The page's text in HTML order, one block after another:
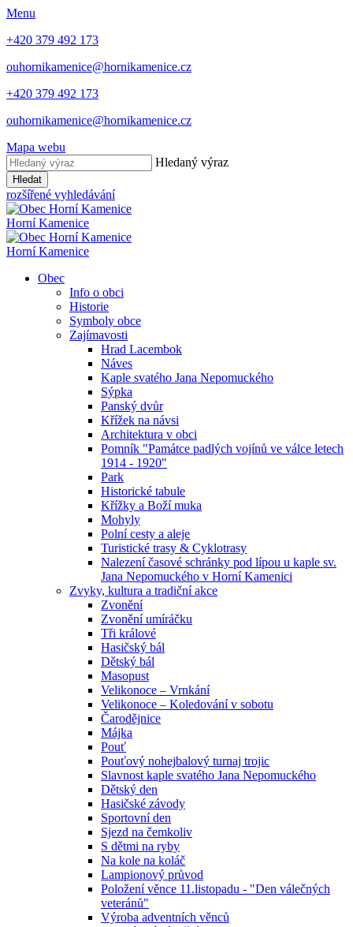
Menu
+420 379 492 173
ouhornikamenice@hornikamenice.cz
+420 379 492 173
ouhornikamenice@hornikamenice.cz
Mapa webu
Hledaný výraz
Hledat
rozšířené vyhledávání
Horní Kamenice
Horní Kamenice
Obec
Info o obci
Historie
Symboly obce
Zajímavosti
Hrad Lacembok
Náves
Kaple svatého Jana Nepomuckého
Sýpka
Panský dvůr
Křížek na návsi
Architektura v obci
Pomník "Památce padlých vojínů ve válce letech
1914 - 1920"
Park
Historické tabule
Křížky a Boží muka
Mohyly
Polní cesty a aleje
Turistické trasy & Cyklotrasy
Nalezení časové schránky pod lípou u kaple sv.
Jana Nepomuckého v Horní Kamenici
Zvyky, kultura a tradiční akce
Zvonění
Zvonění umíráčku
Tři králové
Hasičský bál
Dětský bál
Masopust
Velikonoce – Vrnkání
Velikonoce – Koledování v sobotu
Čarodějnice
Májka
Pouť
Pouťový nohejbalový turnaj trojic
Slavnost kaple svatého Jana Nepomuckého
Dětský den
Hasičské závody
Sportovní den
Sjezd na čemkoliv
S dětmi na ryby
Na kole na koláč
Lampionový průvod
Položení věnce 11.listopadu - "Den válečných
veteránů"
Výroba adventních věnců